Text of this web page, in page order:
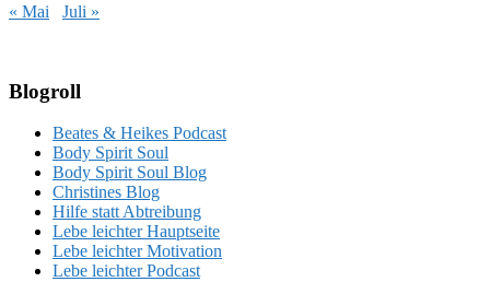
« Mai
Juli »
Blogroll
Beates & Heikes Podcast
Body Spirit Soul
Body Spirit Soul Blog
Christines Blog
Hilfe statt Abtreibung
Lebe leichter Hauptseite
Lebe leichter Motivation
Lebe leichter Podcast